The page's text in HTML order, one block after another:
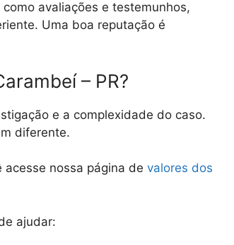
avaliações e testemunhos,
Uma boa reputação é
– PR?
e a complexidade do caso.
diferente.
nossa página de valores dos
ajudar: